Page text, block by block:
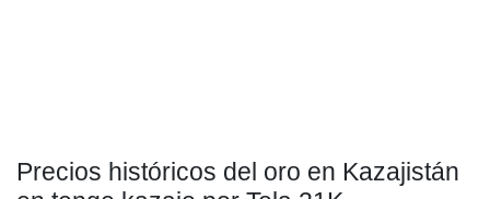
Precios históricos del oro en Kazajistán